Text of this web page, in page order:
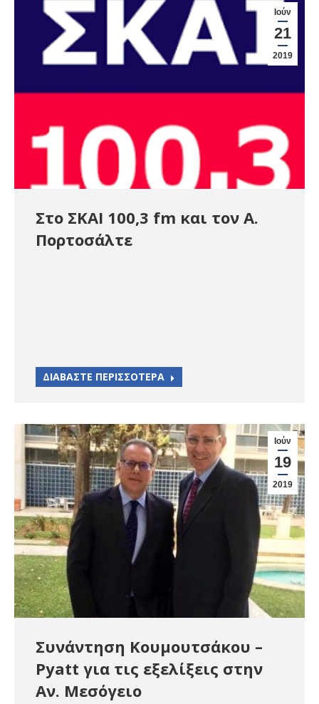
Ιούν
21
2019
Στο ΣΚΑΙ 100,3 fm και τον Α.
Πορτοσάλτε
ΔΙΑΒΑΣΤΕ ΠΕΡΙΣΣΟΤΕΡΑ
Ιούν
19
2019
Συνάντηση Κουμουτσάκου –
Pyatt για τις εξελίξεις στην
Αν. Μεσόγειο